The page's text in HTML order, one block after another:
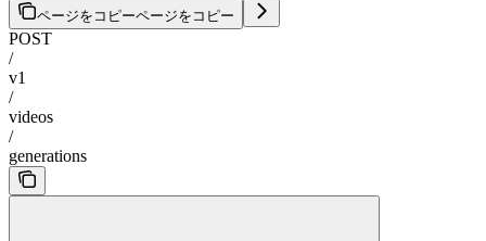
ページをコピーページをコピー
POST
/
v1
/
videos
/
generations